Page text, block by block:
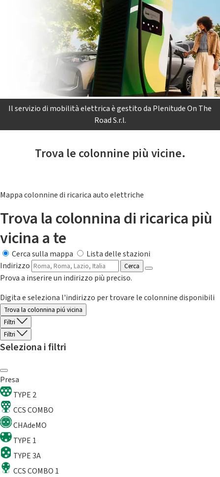
Il servizio di mobilità elettrica è gestito da Plenitude On The
Road S.r.l.
Trova le colonnine più vicine.
Mappa colonnine di ricarica auto elettriche
Trova la colonnina di ricarica più
vicina a te
Cerca sulla mappa
Lista delle stazioni
Indirizzo
Cerca
Prova a inserire un indirizzo più preciso.
Digita e seleziona l'indirizzo per trovare le colonnine disponibili
Trova la colonnina piú vicina
Filtri
Filtri
Seleziona i filtri
Presa
TYPE 2
CCS COMBO
CHAdeMO
TYPE 1
TYPE 3A
CCS COMBO 1